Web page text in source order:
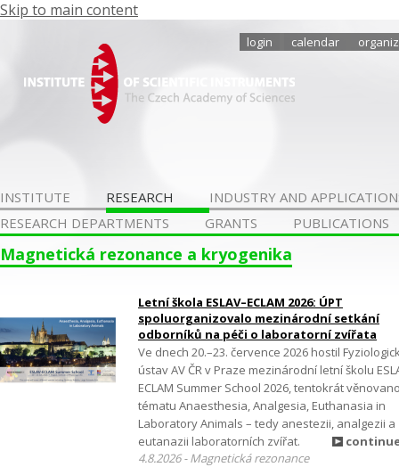
Skip to main content
login calendar
INSTITUTE RESEARCH
INDUSTRY AND
RESEARCH DEPARTMENTS
GRANTS PUBLICATIONS
Magnetická rezonance a kryogenika
Letní škola ESLAV–ECLAM 2026: ÚPT
spoluorganizovalo mezinárodní setkání
odborníků na péči o laboratorní zvířata
Ve dnech 20.–23. července 2026 hostil
ústav AV ČR v Praze mezinárodní letní školu
ECLAM Summer School 2026, tentokrát
tématu Anaesthesia, Analgesia, Euthanasia in
Laboratory Animals – tedy anestezii, analgezii a
eutanazii laboratorních zvířat.
4.8.2026 - Magnetická rezonance